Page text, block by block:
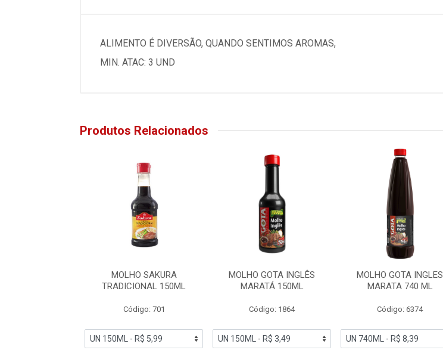
ALIMENTO É DIVERSÃO, QUANDO SENTIMOS AROMAS,
MIN. ATAC: 3 UND
Produtos Relacionados
MOLHO SAKURA
TRADICIONAL 150ML
Código: 701
MOLHO GOTA INGLÊS
MARATÁ 150ML
Código: 1864
MOLHO GOTA INGLES
MARATA 740 ML
Código: 6374